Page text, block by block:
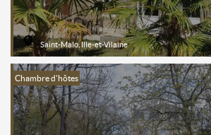
Saint-Malo, Ille-et-Vilaine
Chambre d'hôtes